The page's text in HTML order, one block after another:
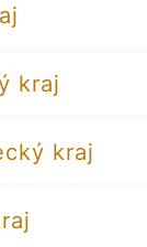
kraj
kraj